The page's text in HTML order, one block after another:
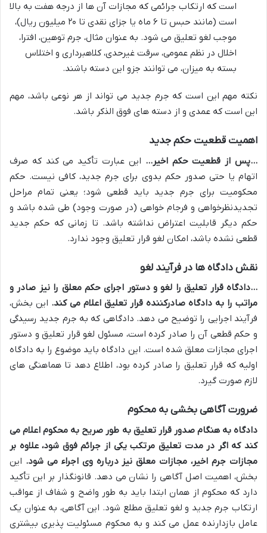
است که ارتکاب جرائمی که مجازات آن ها از درجه هفت به بالا
است (مانند حبس تا ۶ ماه یا جزای نقدی تا ۲۰ میلیون ریال)،
موجب لغو تعلیق می شود. به عنوان مثال، جرم توهین، افترا،
اخلال در نظم عمومی، سرقت غیرحدی، کلاهبرداری و اختلاس
بسته به میزان، می توانند جزو این دسته باشند.
نکته مهم این است که جرم جدید می تواند از هر نوعی باشد، مهم
این است که عمدی و از دسته های فوق الذکر باشد.
اهمیت قطعیت حکم جدید
…پس از قطعیت حکم اخیر… این عبارت تأکید می کند که صرف
اتهام یا حتی صدور حکم بدوی برای جرم جدید، کافی نیست. حکم
محکومیت برای جرم جدید باید قطعی شود؛ یعنی تمام مراحل
تجدیدنظرخواهی و فرجام خواهی (در صورت وجود) طی شده باشد و
حکم دیگر قابلیت اعتراض نداشته باشد. تا زمانی که حکم جدید
قطعی نشده باشد، امکان لغو قرار تعلیق وجود ندارد.
نقش دادگاه ها در فرآیند لغو
…دادگاه قرار تعلیق را لغو و دستور اجرای حکم معلق را نیز صادر و
مراتب را به دادگاه صادرکننده قرار تعلیق اعلام می کند. این بخش،
فرآیند اجرایی را توضیح می دهد. دادگاهی که به جرم جدید رسیدگی
و حکم قطعی آن را صادر کرده است، مسئول لغو قرار تعلیق و دستور
اجرای مجازات معلق شده است. این دادگاه باید موضوع را به دادگاه
اولیه که قرار تعلیق را صادر کرده بود، اطلاع دهد تا هماهنگی های
لازم صورت گیرد.
ضرورت آگاهی بخشی به محکوم
دادگاه به هنگام صدور قرار تعلیق به طور صریح به محکوم اعلام می
کند که اگر در مدت تعلیق مرتکب یکی از جرائم فوق شود، علاوه بر
مجازات جرم اخیر، مجازات معلق نیز درباره وی اجراء می شود. این
بخش، اهمیت اصل آگاهی را نشان می دهد. قانونگذار بر این تأکید
دارد که محکوم از همان ابتدا باید به طور واضح و شفاف از عواقب
ارتکاب جرم جدید و لغو تعلیق مطلع شود. این آگاهی، به عنوان یک
عامل بازدارنده عمل می کند و به محکوم مسئولیت پذیری بیشتری